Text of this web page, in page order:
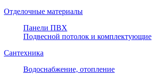
Отделочные материалы
Панели ПВХ
Подвесной потолок и комплектующие
Сантехника
Водоснабжение, отопление